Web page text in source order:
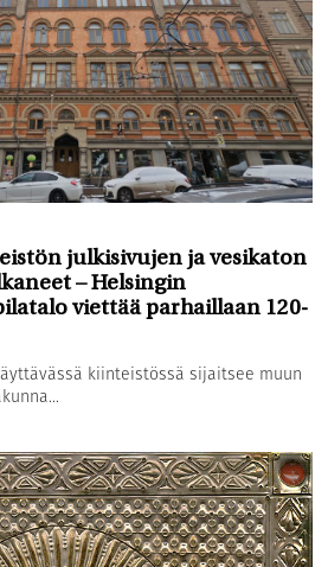
julkisivujen ja vesikaton
– Helsingin
viettää parhaillaan 120-
kiinteistössä sijaitsee muun